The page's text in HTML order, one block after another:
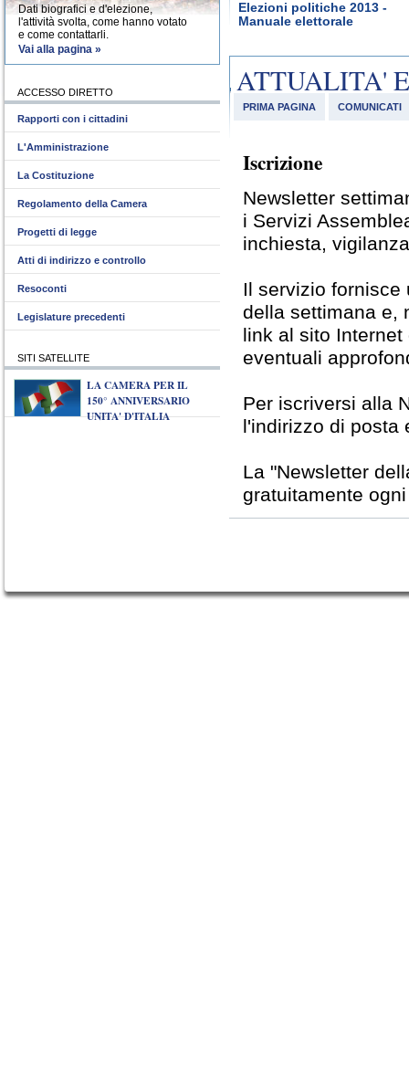
Elezioni politiche 2013 -
Manuale elettorale
ATTUALITA'
PRIMA PAGINA COMUNICATI
Iscrizione
Newsletter
i Servizi
inchiesta,
Il servizio fornisce
della settimana e,
link al sito
eventuali
Per iscriversi alla
l'indirizzo di posta
La "Newsletter
gratuitamente
Dati biografici e d'elezione,
l'attività svolta, come hanno votato
e come contattarli.
Vai alla pagina »
ACCESSO DIRETTO
Rapporti con i cittadini
L'Amministrazione
La Costituzione
Regolamento della Camera
Progetti di legge
Atti di indirizzo e controllo
Resoconti
Legislature precedenti
SITI SATELLITE
LA CAMERA PER IL
150° ANNIVERSARIO
UNITA' D'ITALIA